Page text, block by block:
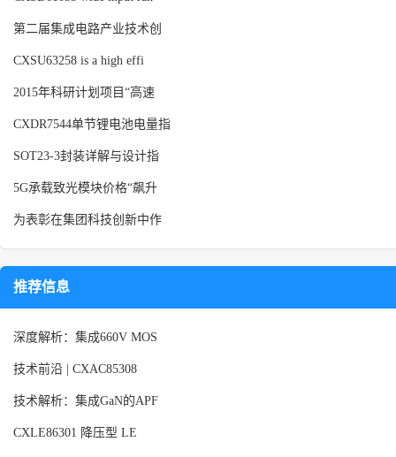
第二届集成电路产业技术创
CXSU63258 is a high effi
2015年科研计划项目“高速
CXDR7544单节锂电池电量指
SOT23-3封装详解与设计指
5G承载致光模块价格“飙升
为表彰在集团科技创新中作
推荐信息
深度解析：集成660V MOS
技术前沿 | CXAC85308
技术解析：集成GaN的APF
CXLE86301 降压型 LE